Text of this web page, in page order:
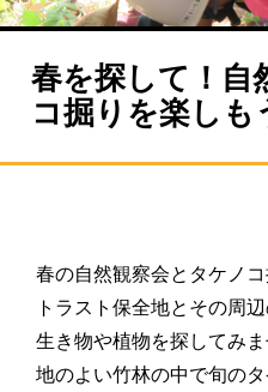
春を探して！自
コ掘りを楽しも
春の自然観察会とタケノ
トラスト保全地とその周
生き物や植物を探してみ
地のよい竹林の中で旬の